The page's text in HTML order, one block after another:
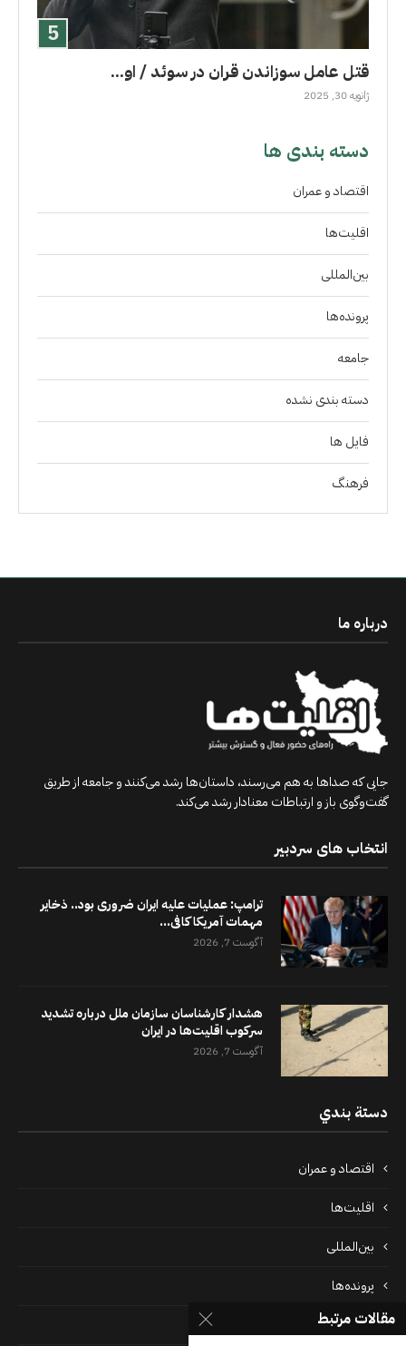
قتل عامل سوزاندن قران در سوئد / او...
ژانویه 30, 2025
دسته بندی ها
اقتصاد و عمران
اقلیت‌ها
بین‌المللی
پرونده‌ها
جامعه
دسته بندی نشده
فايل ها
فرهنگ
درباره ما
جایی که صداها به هم می‌رسند، داستان‌ها رشد می‌کنند و جامعه از طریق
گفت‌وگوی باز و ارتباطات معنادار رشد می‌کند.
انتخاب های سردبیر
ترامپ: عملیات علیه ایران ضروری بود.. ذخایر
مهمات آمریکا کافی...
آگوست 7, 2026
هشدار کارشناسان سازمان ملل درباره تشدید
سرکوب اقلیت‌ها در ایران
آگوست 7, 2026
دستة بندي
اقتصاد و عمران
اقلیت‌ها
بین‌المللی
پرونده‌ها
جامعه
مقالات مرتبط